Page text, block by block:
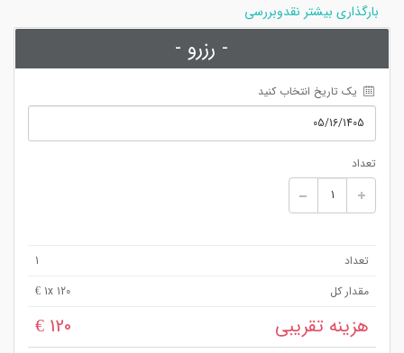
بارگذاری بیشتر نقدوبررسی
- رزرو -
یک تاریخ انتخاب کنید
تعداد
تعداد
1
مقدار کل
1x 120 €
هزینه تقریبی 120 €